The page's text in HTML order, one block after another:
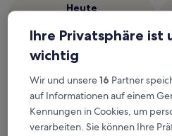
Heute
Dieses Wochenende
7. Aug. - 9. Aug.
Empfohlene Unterkünfte
Deine
Ihre Privatsphäre ist
wichtig
Wir und unsere16 Partner
auf Informationen auf einem
Kennungen in Cookies, um
verarbeiten. Sie können Ihre